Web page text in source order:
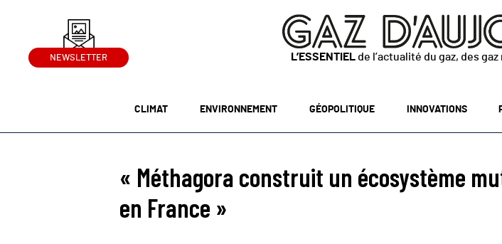
NEWSLETTER L’ESSENTIEL de l’actualité du gaz, des
CLIMAT ENVIRONNEMENT GÉOPOLITIQUE INNOVATIONS
« Méthagora construit un écosystème
en France »